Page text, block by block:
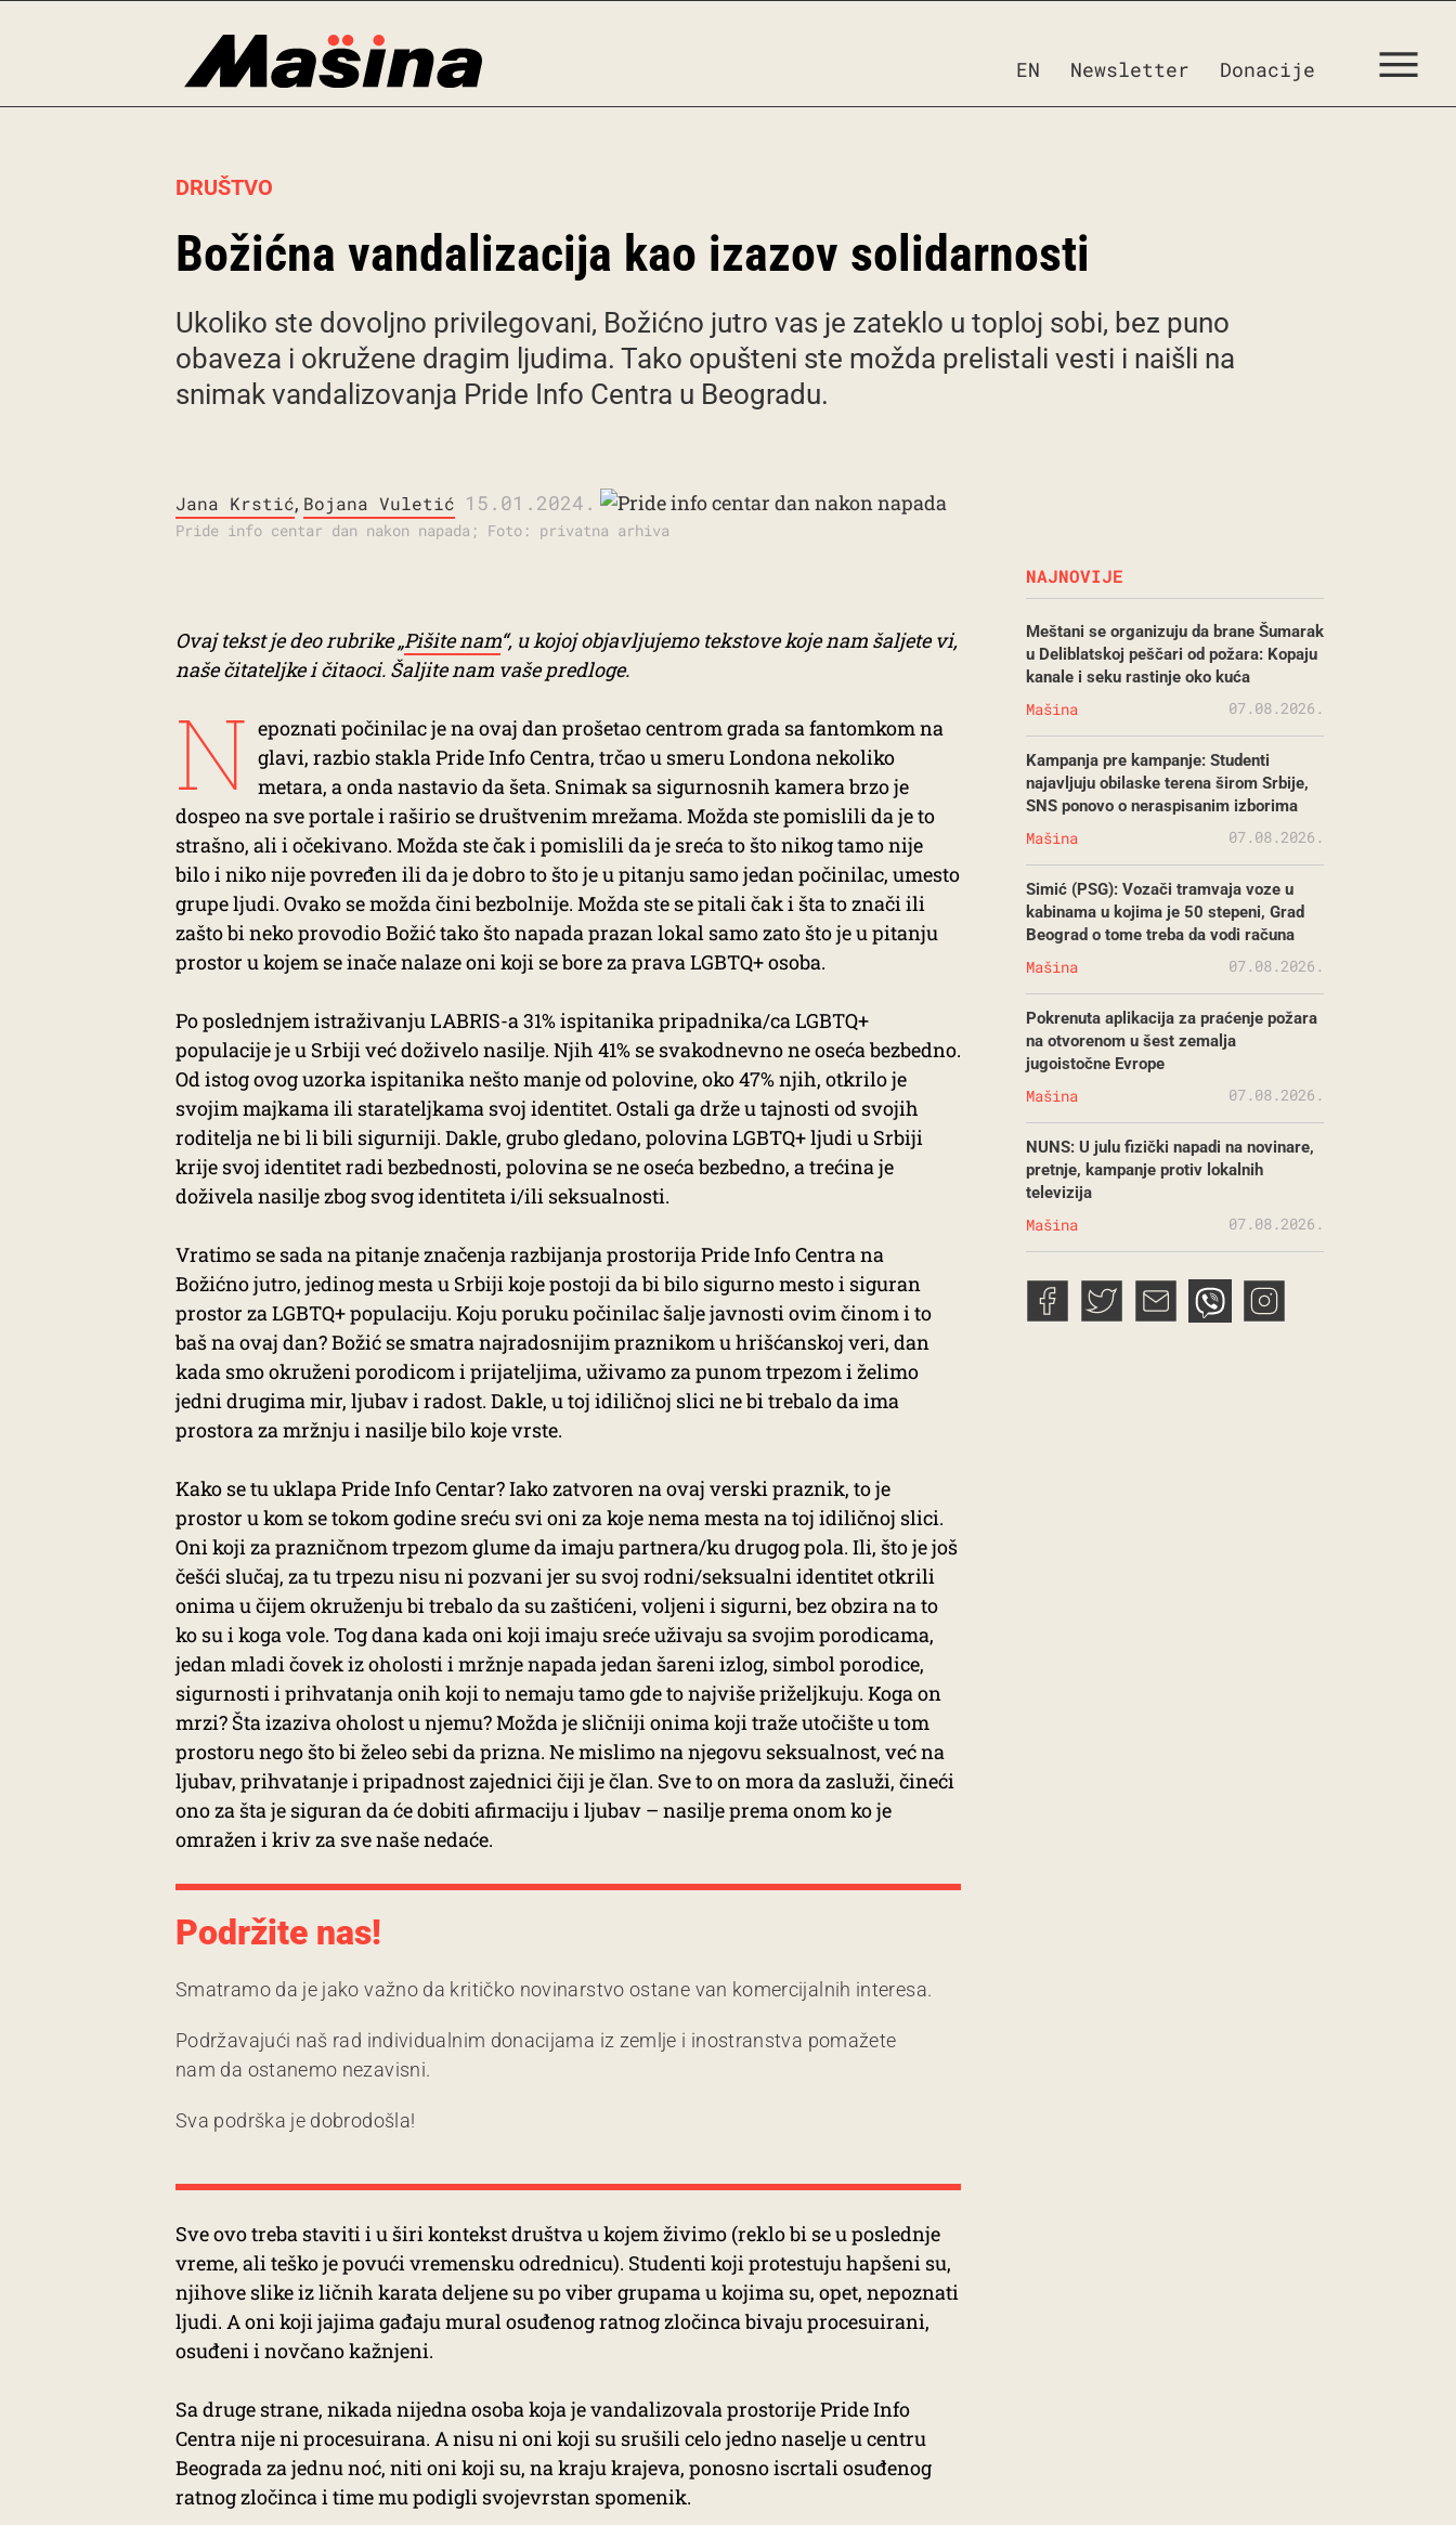
EN Newsletter Donacije
DRUŠTVO
Božićna vandalizacija kao izazov solidarnosti
Ukoliko ste dovoljno privilegovani, Božićno jutro vas je zateklo u toploj sobi, bez puno
obaveza i okružene dragim ljudima. Tako opušteni ste možda prelistali vesti i naišli na
snimak vandalizovanja Pride Info Centra u Beogradu.
Jana Krstić, Bojana Vuletić 15.01.2024.
Pride info centar dan nakon napada; Foto: privatna arhiva
Ovaj tekst je deo rubrike „Pišite nam“, u kojoj objavljujemo tekstove koje nam šaljete vi,
naše čitateljke i čitaoci. Šaljite nam vaše predloge.
N epoznati počinilac je na ovaj dan prošetao centrom grada sa fantomkom na
glavi, razbio stakla Pride Info Centra, trčao u smeru Londona nekoliko
metara, a onda nastavio da šeta. Snimak sa sigurnosnih kamera brzo je
dospeo na sve portale i raširio se društvenim mrežama. Možda ste pomislili da je to
strašno, ali i očekivano. Možda ste čak i pomislili da je sreća to što nikog tamo nije
bilo i niko nije povređen ili da je dobro to što je u pitanju samo jedan počinilac, umesto
grupe ljudi. Ovako se možda čini bezbolnije. Možda ste se pitali čak i šta to znači ili
zašto bi neko provodio Božić tako što napada prazan lokal samo zato što je u pitanju
prostor u kojem se inače nalaze oni koji se bore za prava LGBTQ+ osoba.
Po poslednjem istraživanju LABRIS-a 31% ispitanika pripadnika/ca LGBTQ+
populacije je u Srbiji već doživelo nasilje. Njih 41% se svakodnevno ne oseća bezbedno.
Od istog ovog uzorka ispitanika nešto manje od polovine, oko 47% njih, otkrilo je
svojim majkama ili starateljkama svoj identitet. Ostali ga drže u tajnosti od svojih
roditelja ne bi li bili sigurniji. Dakle, grubo gledano, polovina LGBTQ+ ljudi u Srbiji
krije svoj identitet radi bezbednosti, polovina se ne oseća bezbedno, a trećina je
doživela nasilje zbog svog identiteta i/ili seksualnosti.
Vratimo se sada na pitanje značenja razbijanja prostorija Pride Info Centra na
Božićno jutro, jedinog mesta u Srbiji koje postoji da bi bilo sigurno mesto i siguran
prostor za LGBTQ+ populaciju. Koju poruku počinilac šalje javnosti ovim činom i to
baš na ovaj dan? Božić se smatra najradosnijim praznikom u hrišćanskoj veri, dan
kada smo okruženi porodicom i prijateljima, uživamo za punom trpezom i želimo
jedni drugima mir, ljubav i radost. Dakle, u toj idiličnoj slici ne bi trebalo da ima
prostora za mržnju i nasilje bilo koje vrste.
Kako se tu uklapa Pride Info Centar? Iako zatvoren na ovaj verski praznik, to je
prostor u kom se tokom godine sreću svi oni za koje nema mesta na toj idiličnoj slici.
Oni koji za prazničnom trpezom glume da imaju partnera/ku drugog pola. Ili, što je još
češći slučaj, za tu trpezu nisu ni pozvani jer su svoj rodni/seksualni identitet otkrili
onima u čijem okruženju bi trebalo da su zaštićeni, voljeni i sigurni, bez obzira na to
ko su i koga vole. Tog dana kada oni koji imaju sreće uživaju sa svojim porodicama,
jedan mladi čovek iz oholosti i mržnje napada jedan šareni izlog, simbol porodice,
sigurnosti i prihvatanja onih koji to nemaju tamo gde to najviše priželjkuju. Koga on
mrzi? Šta izaziva oholost u njemu? Možda je sličniji onima koji traže utočište u tom
prostoru nego što bi želeo sebi da prizna. Ne mislimo na njegovu seksualnost, već na
ljubav, prihvatanje i pripadnost zajednici čiji je član. Sve to on mora da zasluži, čineći
ono za šta je siguran da će dobiti afirmaciju i ljubav – nasilje prema onom ko je
omražen i kriv za sve naše nedaće.
Podržite nas!
Smatramo da je jako važno da kritičko novinarstvo ostane van komercijalnih interesa.
Podržavajući naš rad individualnim donacijama iz zemlje i inostranstva pomažete
nam da ostanemo nezavisni.
Sva podrška je dobrodošla!
Sve ovo treba staviti i u širi kontekst društva u kojem živimo (reklo bi se u poslednje
vreme, ali teško je povući vremensku odrednicu). Studenti koji protestuju hapšeni su,
njihove slike iz ličnih karata deljene su po viber grupama u kojima su, opet, nepoznati
ljudi. A oni koji jajima gađaju mural osuđenog ratnog zločinca bivaju procesuirani,
osuđeni i novčano kažnjeni.
Sa druge strane, nikada nijedna osoba koja je vandalizovala prostorije Pride Info
Centra nije ni procesuirana. A nisu ni oni koji su srušili celo jedno naselje u centru
Beograda za jednu noć, niti oni koji su, na kraju krajeva, ponosno iscrtali osuđenog
ratnog zločinca i time mu podigli svojevrstan spomenik.
NAJNOVIJE
Meštani se organizuju da brane Šumarak
u Deliblatskoj peščari od požara: Kopaju
kanale i seku rastinje oko kuća
Mašina 07.08.2026.
Kampanja pre kampanje: Studenti
najavljuju obilaske terena širom Srbije,
SNS ponovo o neraspisanim izborima
Mašina 07.08.2026.
Simić (PSG): Vozači tramvaja voze u
kabinama u kojima je 50 stepeni, Grad
Beograd o tome treba da vodi računa
Mašina 07.08.2026.
Pokrenuta aplikacija za praćenje požara
na otvorenom u šest zemalja
jugoistočne Evrope
Mašina 07.08.2026.
NUNS: U julu fizički napadi na novinare,
pretnje, kampanje protiv lokalnih
televizija
Mašina 07.08.2026.